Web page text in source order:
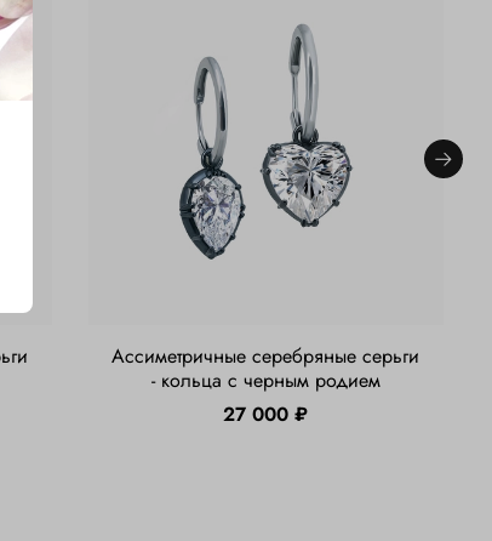
Ассиметричные серебряные серьги
- кольца с черным родием
27 000 ₽